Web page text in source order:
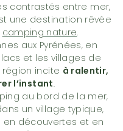
contrastés entre mer,
une destination rêvée
camping nature.
aux Pyrénées, en
et les villages de
incite à ralentir,
l’instant.
au bord de la mer,
un village typique,
en découvertes et en